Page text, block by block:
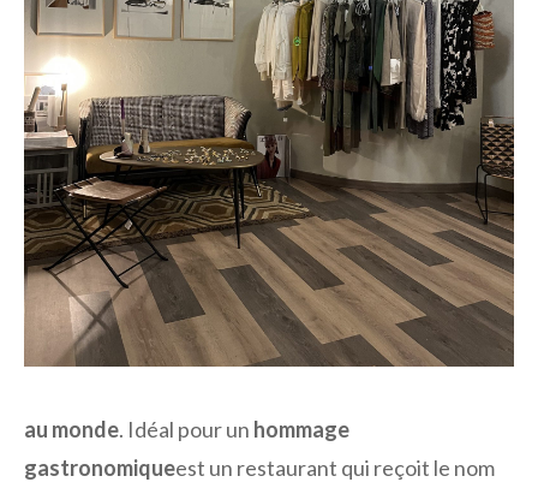
au monde. Idéal pour un hommage
gastronomiqueest un restaurant qui reçoit le nom